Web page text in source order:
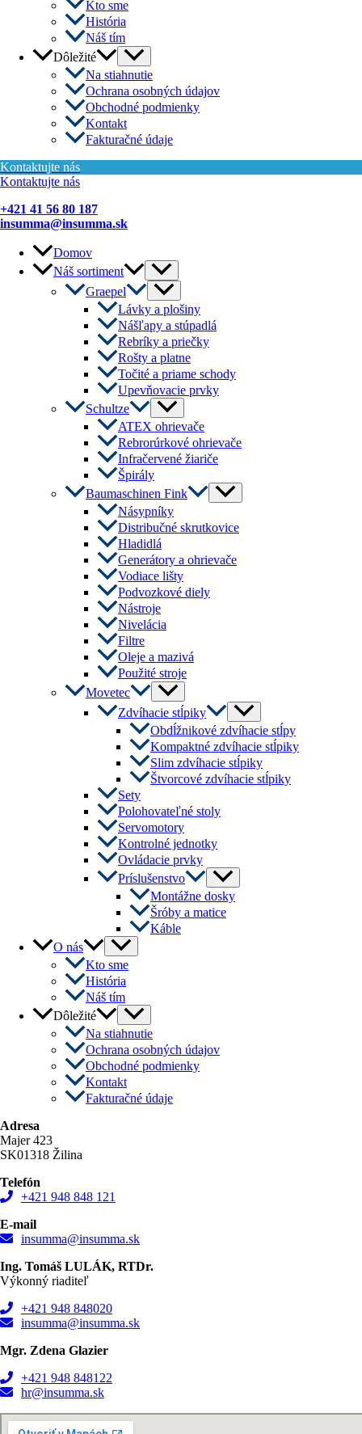
Kto sme
História
Náš tím
Dôležité
Menu
Toggle
Na stiahnutie
Ochrana osobných údajov
Obchodné podmienky
Kontakt
Fakturačné údaje
Kontaktujte nás
Kontaktujte nás
+421 41 56 80 187
insumma@insumma.sk
Domov
Náš sortiment
Menu
Toggle
Graepel
Menu
Toggle
Lávky a plošiny
Nášľapy a stúpadlá
Rebríky a priečky
Rošty a platne
Točité a priame schody
Upevňovacie prvky
Schultze
Menu
Toggle
ATEX ohrievače
Rebrorúrkové ohrievače
Infračervené žiariče
Špirály
Baumaschinen Fink
Menu
Toggle
Násypníky
Distribučné skrutkovice
Hladidlá
Generátory a ohrievače
Vodiace lišty
Podvozkové diely
Nástroje
Nivelácia
Filtre
Oleje a mazivá
Použité stroje
Movetec
Menu
Toggle
Zdvíhacie stĺpiky
Menu
Toggle
Obdĺžnikové zdvíhacie stĺpy
Kompaktné zdvíhacie stĺpiky
Slim zdvíhacie stĺpiky
Štvorcové zdvíhacie stĺpiky
Sety
Polohovateľné stoly
Servomotory
Kontrolné jednotky
Ovládacie prvky
Príslušenstvo
Menu
Toggle
Montážne dosky
Šróby a matice
Káble
O nás
Menu
Toggle
Kto sme
História
Náš tím
Dôležité
Menu
Toggle
Na stiahnutie
Ochrana osobných údajov
Obchodné podmienky
Kontakt
Fakturačné údaje
Adresa
Majer 423
SK01318 Žilina
Telefón
+421 948 848 121
E-mail
insumma@insumma.sk
Ing. Tomáš LULÁK, RTDr.
Výkonný riaditeľ
+421 948 848020
insumma@insumma.sk
Mgr. Zdena Glazier
+421 948 848122
hr@insumma.sk